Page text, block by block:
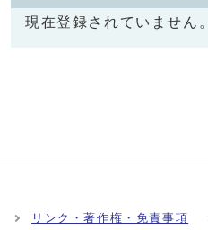
現在登録されていません。
リンク・著作権・免責事項